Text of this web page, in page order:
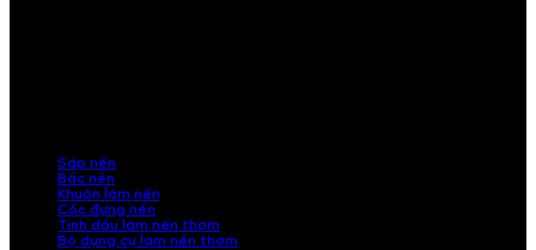
Sáp nến
Bấc nến
Khuôn làm nến
Cốc đựng nến
Tinh dầu làm nến thơm
Bộ dụng cụ làm nến thơm